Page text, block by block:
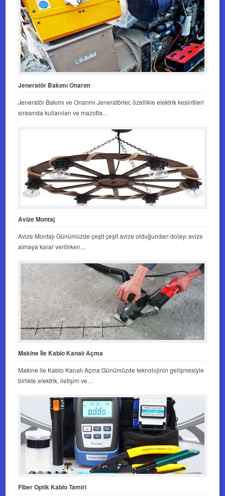
Jeneratör Bakımı Onarım
Jeneratör Bakımı ve Onarımı Jeneratörler, özellikle elektrik kesintileri
sırasında kullanılan ve mazotla…
Avize Montaj
Avize Montajı Günümüzde çeşit çeşit avize olduğundan dolayı avize
almaya karar verilirken…
Makine İle Kablo Kanalı Açma
Makine ile Kablo Kanalı Açma Günümüzde teknolojinin gelişmesiyle
birlikte elektrik, iletişim ve…
Fiber Optik Kablo Tamiri